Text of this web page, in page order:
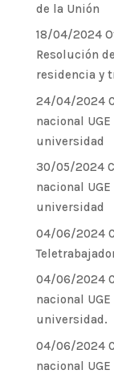
de la Unión
18/04/2024
Resolución
residencia y
24/04/2024
nacional
universidad
30/05/2024
nacional
universidad
04/06/2024
04/06/2024
nacional
universidad.
04/06/2024
nacional